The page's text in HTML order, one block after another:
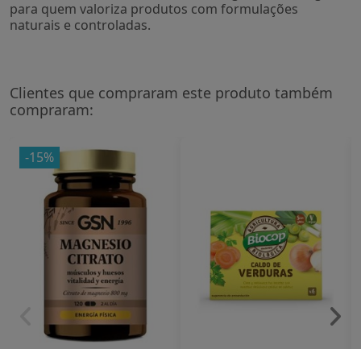
para quem valoriza produtos com formulações
naturais e controladas.
Clientes que compraram este produto também
compraram:
-15%
Entrega entre 7 y 10 dias